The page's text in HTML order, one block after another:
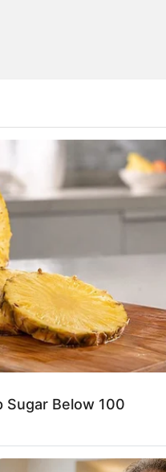
Sugar Below 100